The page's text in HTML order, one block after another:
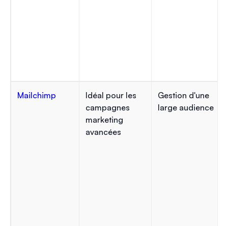
Mailchimp
Idéal pour les
campagnes
marketing
avancées
Gestion d'une
large audience